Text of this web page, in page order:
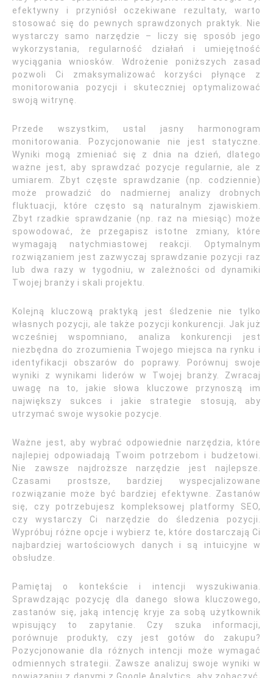
efektywny i przyniósł oczekiwane rezultaty, warto
stosować się do pewnych sprawdzonych praktyk. Nie
wystarczy samo narzędzie – liczy się sposób jego
wykorzystania, regularność działań i umiejętność
wyciągania wniosków. Wdrożenie poniższych zasad
pozwoli Ci zmaksymalizować korzyści płynące z
monitorowania pozycji i skuteczniej optymalizować
swoją witrynę.
Przede wszystkim, ustal jasny harmonogram
monitorowania. Pozycjonowanie nie jest statyczne.
Wyniki mogą zmieniać się z dnia na dzień, dlatego
ważne jest, aby sprawdzać pozycje regularnie, ale z
umiarem. Zbyt częste sprawdzanie (np. codziennie)
może prowadzić do nadmiernej analizy drobnych
fluktuacji, które często są naturalnym zjawiskiem.
Zbyt rzadkie sprawdzanie (np. raz na miesiąc) może
spowodować, że przegapisz istotne zmiany, które
wymagają natychmiastowej reakcji. Optymalnym
rozwiązaniem jest zazwyczaj sprawdzanie pozycji raz
lub dwa razy w tygodniu, w zależności od dynamiki
Twojej branży i skali projektu.
Kolejną kluczową praktyką jest śledzenie nie tylko
własnych pozycji, ale także pozycji konkurencji. Jak już
wcześniej wspomniano, analiza konkurencji jest
niezbędna do zrozumienia Twojego miejsca na rynku i
identyfikacji obszarów do poprawy. Porównuj swoje
wyniki z wynikami liderów w Twojej branży. Zwracaj
uwagę na to, jakie słowa kluczowe przynoszą im
największy sukces i jakie strategie stosują, aby
utrzymać swoje wysokie pozycje.
Ważne jest, aby wybrać odpowiednie narzędzia, które
najlepiej odpowiadają Twoim potrzebom i budżetowi.
Nie zawsze najdroższe narzędzie jest najlepsze.
Czasami prostsze, bardziej wyspecjalizowane
rozwiązanie może być bardziej efektywne. Zastanów
się, czy potrzebujesz kompleksowej platformy SEO,
czy wystarczy Ci narzędzie do śledzenia pozycji.
Wypróbuj różne opcje i wybierz te, które dostarczają Ci
najbardziej wartościowych danych i są intuicyjne w
obsłudze.
Pamiętaj o kontekście i intencji wyszukiwania.
Sprawdzając pozycję dla danego słowa kluczowego,
zastanów się, jaką intencję kryje za sobą użytkownik
wpisujący to zapytanie. Czy szuka informacji,
porównuje produkty, czy jest gotów do zakupu?
Pozycjonowanie dla różnych intencji może wymagać
odmiennych strategii. Zawsze analizuj swoje wyniki w